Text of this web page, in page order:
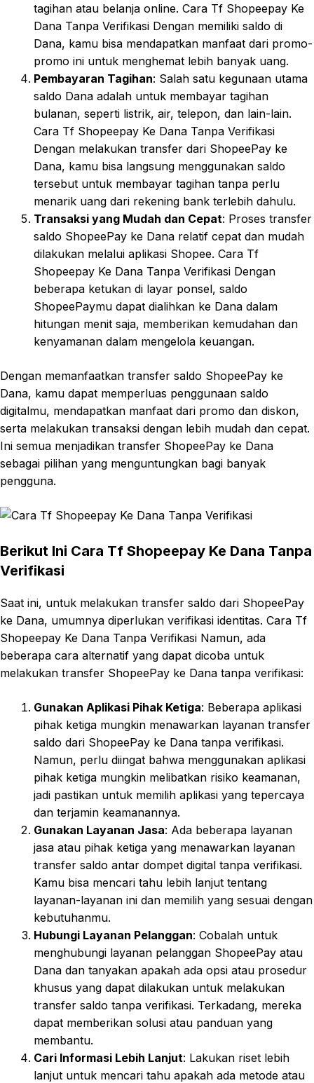
tagihan atau belanja online. Cara Tf Shopeepay Ke
Dana Tanpa Verifikasi Dengan memiliki saldo di
Dana, kamu bisa mendapatkan manfaat dari promo-
promo ini untuk menghemat lebih banyak uang.
Pembayaran Tagihan: Salah satu kegunaan utama
saldo Dana adalah untuk membayar tagihan
bulanan, seperti listrik, air, telepon, dan lain-lain.
Cara Tf Shopeepay Ke Dana Tanpa Verifikasi
Dengan melakukan transfer dari ShopeePay ke
Dana, kamu bisa langsung menggunakan saldo
tersebut untuk membayar tagihan tanpa perlu
menarik uang dari rekening bank terlebih dahulu.
Transaksi yang Mudah dan Cepat: Proses transfer
saldo ShopeePay ke Dana relatif cepat dan mudah
dilakukan melalui aplikasi Shopee. Cara Tf
Shopeepay Ke Dana Tanpa Verifikasi Dengan
beberapa ketukan di layar ponsel, saldo
ShopeePaymu dapat dialihkan ke Dana dalam
hitungan menit saja, memberikan kemudahan dan
kenyamanan dalam mengelola keuangan.
Dengan memanfaatkan transfer saldo ShopeePay ke
Dana, kamu dapat memperluas penggunaan saldo
digitalmu, mendapatkan manfaat dari promo dan diskon,
serta melakukan transaksi dengan lebih mudah dan cepat.
Ini semua menjadikan transfer ShopeePay ke Dana
sebagai pilihan yang menguntungkan bagi banyak
pengguna.
Berikut Ini Cara Tf Shopeepay Ke Dana Tanpa
Verifikasi
Saat ini, untuk melakukan transfer saldo dari ShopeePay
ke Dana, umumnya diperlukan verifikasi identitas. Cara Tf
Shopeepay Ke Dana Tanpa Verifikasi Namun, ada
beberapa cara alternatif yang dapat dicoba untuk
melakukan transfer ShopeePay ke Dana tanpa verifikasi:
Gunakan Aplikasi Pihak Ketiga: Beberapa aplikasi
pihak ketiga mungkin menawarkan layanan transfer
saldo dari ShopeePay ke Dana tanpa verifikasi.
Namun, perlu diingat bahwa menggunakan aplikasi
pihak ketiga mungkin melibatkan risiko keamanan,
jadi pastikan untuk memilih aplikasi yang tepercaya
dan terjamin keamanannya.
Gunakan Layanan Jasa: Ada beberapa layanan
jasa atau pihak ketiga yang menawarkan layanan
transfer saldo antar dompet digital tanpa verifikasi.
Kamu bisa mencari tahu lebih lanjut tentang
layanan-layanan ini dan memilih yang sesuai dengan
kebutuhanmu.
Hubungi Layanan Pelanggan: Cobalah untuk
menghubungi layanan pelanggan ShopeePay atau
Dana dan tanyakan apakah ada opsi atau prosedur
khusus yang dapat dilakukan untuk melakukan
transfer saldo tanpa verifikasi. Terkadang, mereka
dapat memberikan solusi atau panduan yang
membantu.
Cari Informasi Lebih Lanjut: Lakukan riset lebih
lanjut untuk mencari tahu apakah ada metode atau